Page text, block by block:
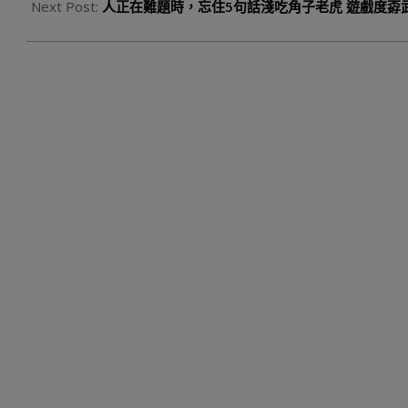
21
Next Post: 人正在難題時，忘住5句話淺吃角子老虎 遊戲度孬